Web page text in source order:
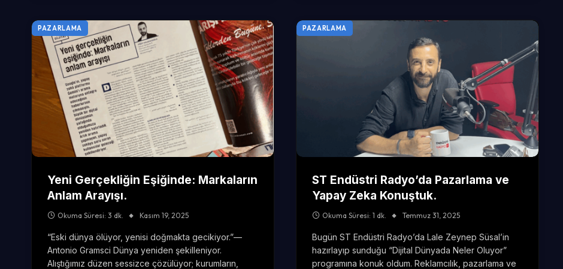
PAZARLAMA
Yeni Gerçekliğin Eşiğinde: Markaların
Anlam Arayışı.
Okuma Süresi: 3 dk. Kasım 19, 2025
“Eski dünya ölüyor, yenisi doğmakta gecikiyor.”—
Antonio Gramsci Dünya yeniden şekilleniyor.
Alıştığımız düzen sessizce çözülüyor; kurumların,
PAZARLAMA
ST Endüstri Radyo’da Pazarlama ve
Yapay Zeka Konuştuk.
Okuma Süresi: 1 dk. Temmuz 31, 2025
Bugün ST Endüstri Radyo’da Lale Zeynep Süsal’in
hazırlayıp sunduğu “Dijital Dünyada Neler Oluyor”
programına konuk oldum. Reklamcılık, pazarlama ve